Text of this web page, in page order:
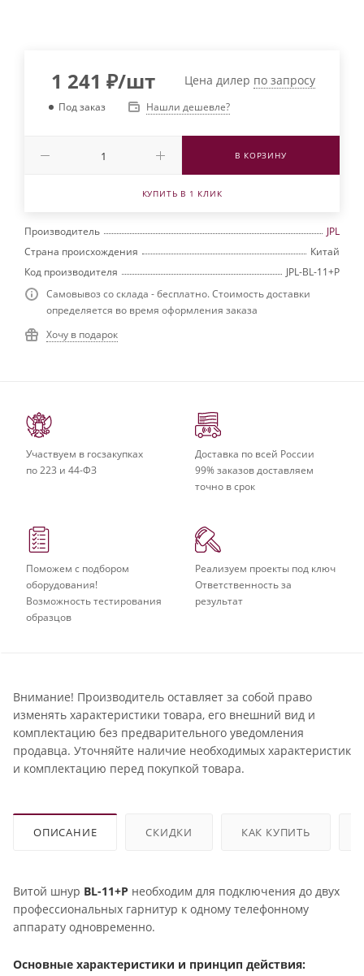
1 241 ₽/шт Цена дилер по запросу
Под заказ Нашли дешевле?
В КОРЗИНУ
КУПИТЬ В 1 КЛИК
Производитель
JPL
Страна происхождения
Китай
Код производителя
JPL-BL-11+P
Самовывоз со склада - бесплатно. Стоимость доставки
определяется во время оформления заказа
Хочу в подарок
Участвуем в госзакупках
по 223 и 44-ФЗ
Доставка по всей России
99% заказов доставляем
точно в срок
Поможем с подбором
оборудования!
Возможность тестирования
образцов
Реализуем проекты под ключ
Ответственность за
результат
Внимание! Производитель оставляет за собой право
изменять характеристики товара, его внешний вид и
комплектацию без предварительного уведомления
продавца. Уточняйте наличие необходимых характеристик
и комплектацию перед покупкой товара.
ОПИСАНИЕ СКИДКИ КАК КУПИТЬ
Витой шнур BL-11+P необходим для подключения до двух
профессиональных гарнитур к одному телефонному
аппарату одновременно.
Основные характеристики и принцип действия: